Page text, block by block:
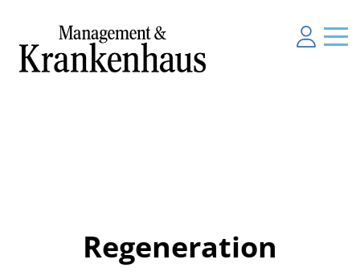
Regeneration